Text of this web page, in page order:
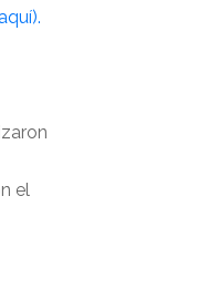
el